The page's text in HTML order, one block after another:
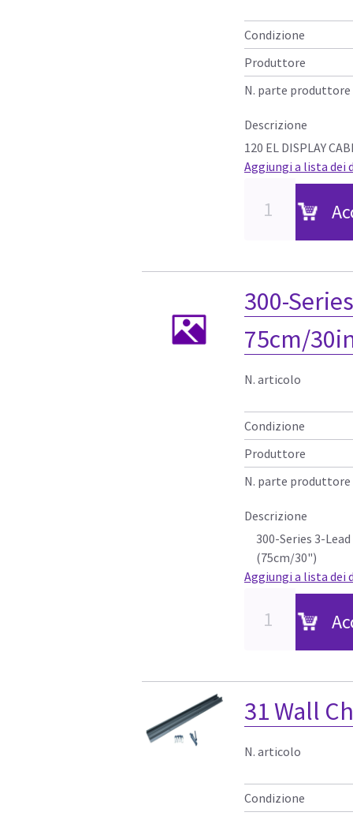
Condizione
Produttore
N. parte produttore
Descrizione
120 EL DISPLAY
Aggiungi a lista dei
300-
75cm/
N. articolo
Condizione
Produttore
N. parte produttore
Descrizione
300-Series 3-
(75cm/30")
Aggiungi a lista dei
31 Wall
N. articolo
Condizione